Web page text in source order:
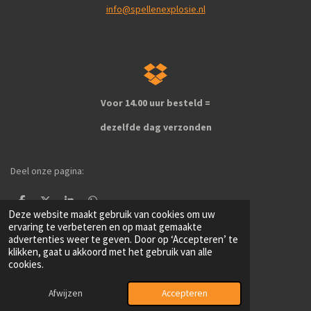
Deze website maakt gebruik van cookies om uw
ervaring te verbeteren en op maat gemaakte
advertenties weer te geven. Door op ‘Accepteren’ te
klikken, gaat u akkoord met het gebruik van alle
cookies.
Afwijzen Accepteren
info@spellenexplosie.nl
Voor 14.00 uur besteld =
dezelfde dag verzonden
Deel onze pagina:
e
l
e
n
e
e
l
h
a
r
e
e
l
e
n
R
a
1
s
2
s
3
t
4 5
S
t
m
e
181 stemmen
© 2024 - 2026 spellenexplosie